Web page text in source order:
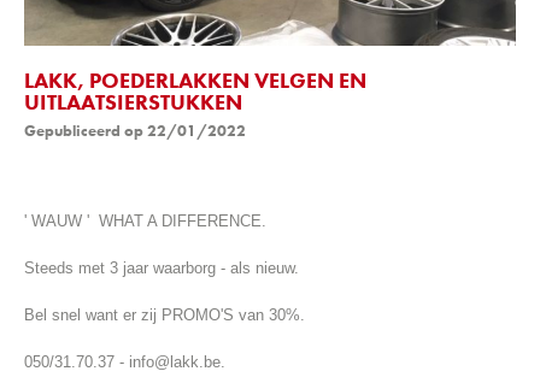
LAKK, POEDERLAKKEN VELGEN EN
UITLAATSIERSTUKKEN
Gepubliceerd op 22/01/2022
' WAUW ' WHAT A DIFFERENCE.
Steeds met 3 jaar waarborg - als nieuw.
Bel snel want er zij PROMO'S van 30%.
050/31.70.37 - info@lakk.be.